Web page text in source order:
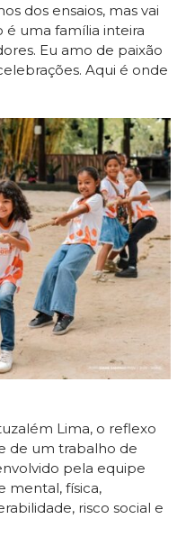
dos ensaios, mas vai
é uma família inteira
Eu amo de paixão
Aqui é onde
Lima, o reflexo
de um trabalho de
pela equipe
mental, física,
risco social e